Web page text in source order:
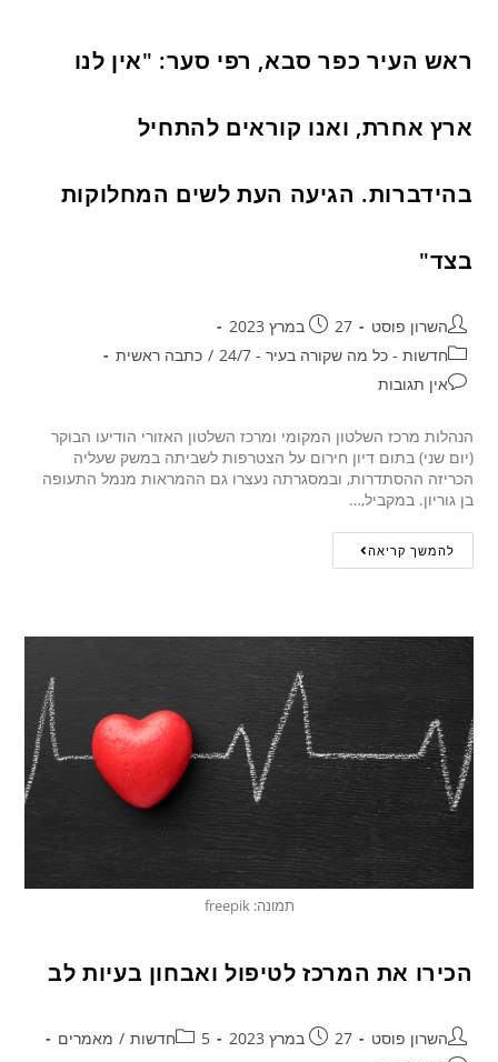
ראש העיר כפר סבא, רפי סער: "אין לנו
ארץ אחרת, ואנו קוראים להתחיל
בהידברות. הגיעה העת לשים המחלוקות
בצד"
השרון פוסט
27 במרץ 2023
חדשות - כל מה שקורה בעיר - 24/7
/ כתבה ראשית
אין תגובות
הנהלות מרכז השלטון המקומי ומרכז השלטון האזורי הודיעו הבוקר
(יום שני) בתום דיון חירום על הצטרפות לשביתה במשק שעליה
הכריזה ההסתדרות, ובמסגרתה נעצרו גם ההמראות מנמל התעופה
בן גוריון. במקביל,…
להמשך קריאה
תמונה: freepik
הכירו את המרכז לטיפול ואבחון בעיות לב
השרון פוסט 27 במרץ 2023 5חדשות / מאמרים